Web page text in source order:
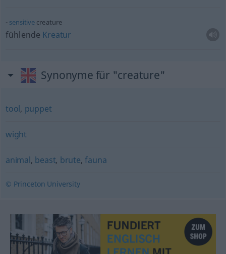
sensitive creature
fühlende Kreatur
Synonyme für "creature"
tool, puppet
wight
animal, beast, brute,fauna
© Princeton University